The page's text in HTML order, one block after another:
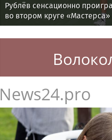
Рублёв сенсационно
во втором круге
News24.pro